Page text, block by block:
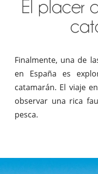
El placer
Finalmente, una de
en España es
catamarán. El viaje
observar una rica
pesca.